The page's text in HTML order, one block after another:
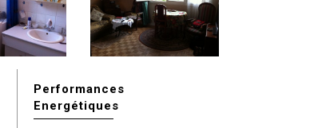
Performances
Energétiques